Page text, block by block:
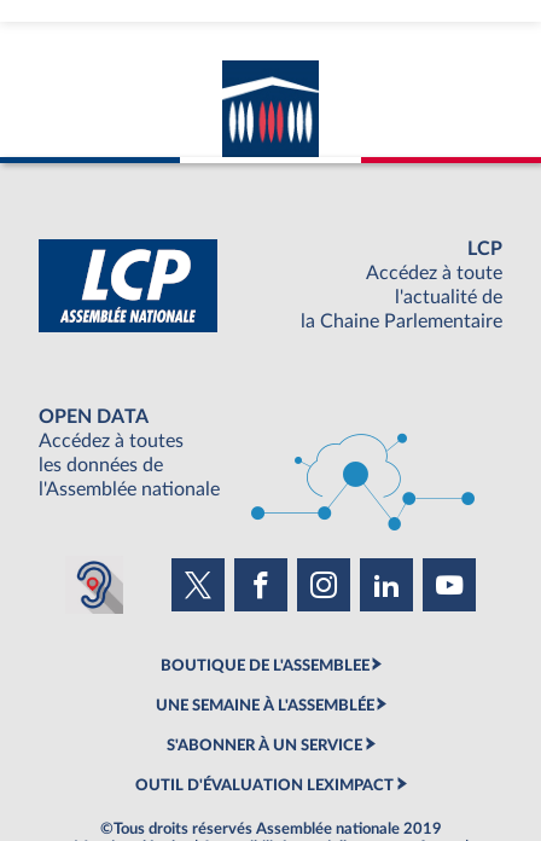
LCP
Accédez à toute
l'actualité de
la Chaine Parlementaire
OPEN DATA
Accédez à toutes
les données de
l'Assemblée nationale
BOUTIQUE DE L'ASSEMBLEE
UNE SEMAINE À L'ASSEMBLÉE
S'ABONNER À UN SERVICE
OUTIL D'ÉVALUATION LEXIMPACT
©Tous droits réservés Assemblée nationale 2019